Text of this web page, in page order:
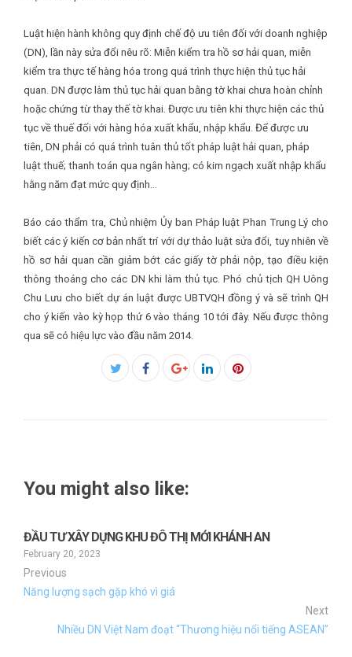
Luật hiện hành không quy định chế độ ưu tiên đối với doanh nghiệp
(DN), lần này sửa đổi nêu rõ: Miễn kiểm tra hồ sơ hải quan, miễn
kiểm tra thực tế hàng hóa trong quá trình thực hiện thủ tục hải
quan. DN được làm thủ tục hải quan bằng tờ khai chưa hoàn chỉnh
hoặc chứng từ thay thế tờ khai. Được ưu tiên khi thực hiện các thủ
tục về thuế đối với hàng hóa xuất khẩu, nhập khẩu. Để được ưu
tiên, DN phải có quá trình tuân thủ tốt pháp luật hải quan, pháp
luật thuế; thanh toán qua ngân hàng; có kim ngạch xuất nhập khẩu
hằng năm đạt mức quy định…
Báo cáo thẩm tra, Chủ nhiệm Ủy ban Pháp luật Phan Trung Lý cho
biết các ý kiến cơ bản nhất trí với dự thảo luật sửa đổi, tuy nhiên về
hồ sơ hải quan cần giảm bớt các giấy tờ phải nộp, tạo điều kiện
thông thoáng cho các DN khi làm thủ tục. Phó chủ tịch QH Uông
Chu Lưu cho biết dự án luật được UBTVQH đồng ý và sẽ trình QH
cho ý kiến vào kỳ họp thứ 6 vào tháng 10 tới đây. Nếu được thông
qua sẽ có hiệu lực vào đầu năm 2014.
Facebook
You might also like:
ĐẦU TƯ XÂY DỰNG KHU ĐÔ THỊ MỚI KHÁNH AN
February 20, 2023
Previous
Năng lượng sạch gặp khó vì giá
Next
Nhiều DN Việt Nam đoạt “Thương hiệu nổi tiếng ASEAN”